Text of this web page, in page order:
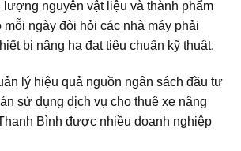
lượng nguyên vật liệu và thành phẩm
mỗi ngày đòi hỏi các nhà máy phải
bị nâng hạ đạt tiêu chuẩn kỹ thuật.
lý hiệu quả nguồn ngân sách đầu tư
sử dụng dịch vụ cho thuê xe nâng
Bình được nhiều doanh nghiệp